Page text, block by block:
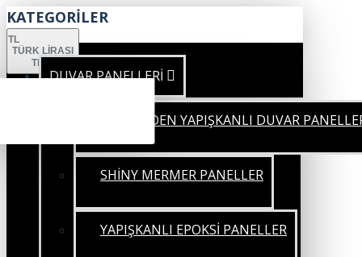
KATEGORİLER
TL
TÜRK LIRASI
TRY
DUVAR PANELLERİ
KENDİNDEN YAPIŞKANLI DUVAR
SHİNY MERMER PANELLER
YAPIŞKANLI EPOKSİ PANELLER